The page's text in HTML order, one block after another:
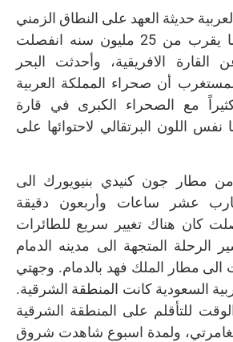
حديثة العهد على النطاق الزمني
الجيولوجي. فمنُذ ما يقرب من 25 مليون سنه انفصلت
القارة الافريقية، وأحدثت البحر
أن صحراء المملكة العربية
مع الصحراء الكبرى في قارة
نفس اللون البرتقالي لاحتوائها على
مطار جون كنيدي بنيويورك الى
عشر ساعات وأربعون دقيقة
كان هناك تغيير سريع للطائرات
المتجهة الى مدينه الدمام
مطار الملك فهد بالدمام. وجهتي
السعودية كانت المنطقة الشرقية.
للتأقلم على المنطقة الشرقية
ولمدة اسبوع شاهدت شروق